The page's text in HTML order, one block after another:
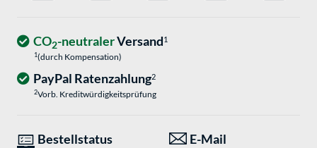
CO2-neutralerVersand1
1(durch Kompensation)
PayPal Ratenzahlung2
2Vorb. Kreditwürdigkeitsprüfung
Bestellstatus
E-Mail